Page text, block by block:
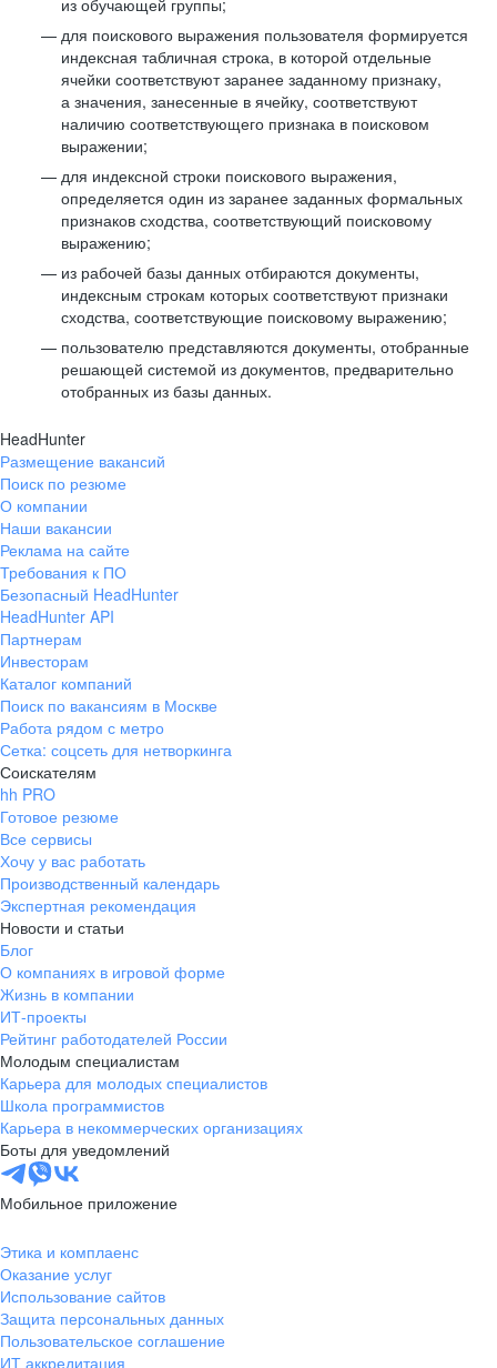
из обучающей группы;
для поискового выражения пользователя формируется
индексная табличная строка, в которой отдельные
ячейки соответствуют заранее заданному признаку,
а значения, занесенные в ячейку, соответствуют
наличию соответствующего признака в поисковом
выражении;
для индексной строки поискового выражения,
определяется один из заранее заданных формальных
признаков сходства, соответствующий поисковому
выражению;
из рабочей базы данных отбираются документы,
индексным строкам которых соответствуют признаки
сходства, соответствующие поисковому выражению;
пользователю представляются документы, отобранные
решающей системой из документов, предварительно
отобранных из базы данных.
HeadHunter
Размещение вакансий
Поиск по резюме
О компании
Наши вакансии
Реклама на сайте
Требования к ПО
Безопасный HeadHunter
HeadHunter API
Партнерам
Инвесторам
Каталог компаний
Поиск по вакансиям в Москве
Работа рядом с метро
Сетка: соцсеть для нетворкинга
Соискателям
hh PRO
Готовое резюме
Все сервисы
Хочу у вас работать
Производственный календарь
Экспертная рекомендация
Новости и статьи
Блог
О компаниях в игровой форме
Жизнь в компании
ИТ-проекты
Рейтинг работодателей России
Молодым специалистам
Карьера для молодых специалистов
Школа программистов
Карьера в некоммерческих организациях
Боты для уведомлений
Мобильное приложение
Этика и комплаенс
Оказание услуг
Использование сайтов
Защита персональных данных
Пользовательское соглашение
ИТ аккредитация